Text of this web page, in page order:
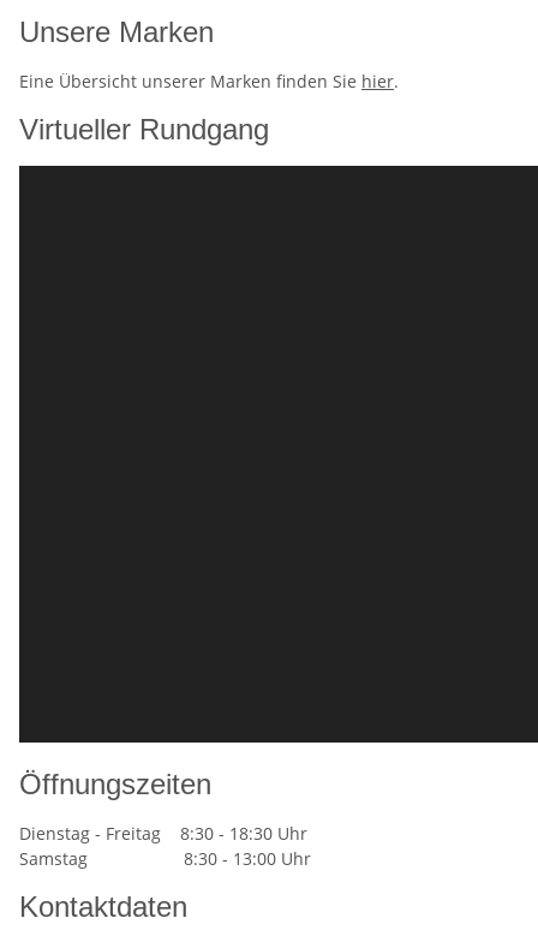
Unsere Marken
Eine Übersicht unserer Marken finden Sie hier.
Virtueller Rundgang
Öffnungszeiten
Dienstag - Freitag 8:30 - 18:30 Uhr
Samstag 8:30 - 13:00 Uhr
Kontaktdaten